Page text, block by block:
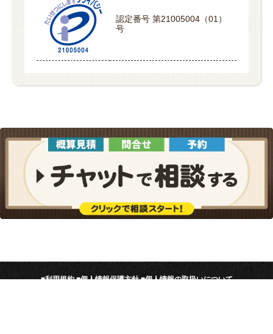
認定番号 第21005004（01）
号
■利用規約■個人情報保護方針■個人情報の取扱いについて